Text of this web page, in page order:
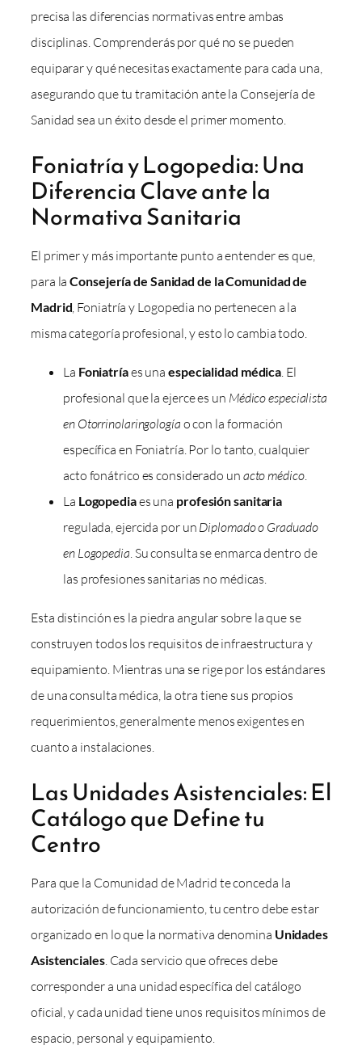
precisa las diferencias normativas entre ambas
disciplinas. Comprenderás por qué no se pueden
equiparar y qué necesitas exactamente para cada una,
asegurando que tu tramitación ante la Consejería de
Sanidad sea un éxito desde el primer momento.
Foniatría y Logopedia: Una
Diferencia Clave ante la
Normativa Sanitaria
El primer y más importante punto a entender es que,
para laConsejería de Sanidad de la Comunidad de
Madrid , Foniatría y Logopedia no pertenecen a la
misma categoría profesional, y esto lo cambia todo.
La Foniatríaes unaespecialidad médica . El
profesional que la ejerce es un Médico especialista
en Otorrinolaringología o con la formación
específica en Foniatría. Por lo tanto, cualquier
acto fonátrico es considerado un acto médico.
La Logopediaes una profesión sanitaria
regulada, ejercida por un Diplomado o Graduado
en Logopedia . Su consulta se enmarca dentro de
las profesiones sanitarias no médicas.
Esta distinción es la piedra angular sobre la que se
construyen todos los requisitos de infraestructura y
equipamiento. Mientras una se rige por los estándares
de una consulta médica, la otra tiene sus propios
requerimientos, generalmente menos exigentes en
cuanto a instalaciones.
Las Unidades Asistenciales: El
Catálogo que Define tu
Centro
Para que la Comunidad de Madrid te conceda la
autorización de funcionamiento, tu centro debe estar
organizado en lo que la normativa denomina Unidades
Asistenciales. Cada servicio que ofreces debe
corresponder a una unidad específica del catálogo
oficial, y cada unidad tiene unos requisitos mínimos de
espacio, personal y equipamiento.